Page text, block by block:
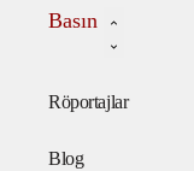
Basın
Röportajlar
Blog